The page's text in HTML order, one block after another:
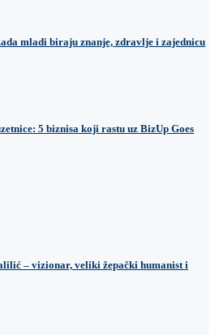
mladi biraju znanje, zdravlje i zajednicu
5 biznisa koji rastu uz BizUp Goes
– vizionar, veliki žepački humanist i